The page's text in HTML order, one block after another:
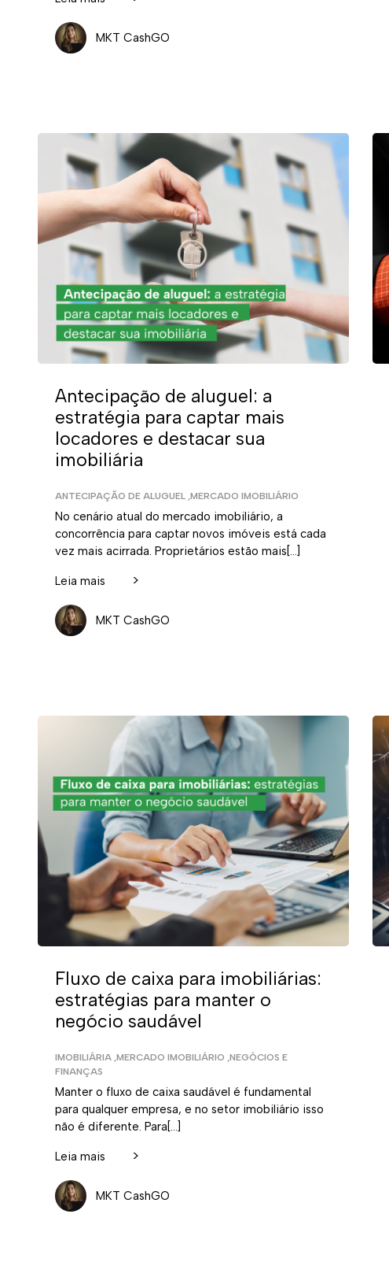
MKT CashGO
Antecipação de aluguel: a
estratégia para captar mais
locadores e destacar sua
imobiliária
ANTECIPAÇÃO DE ALUGUEL ,MERCADO IMOBILIÁRIO
No cenário atual do mercado imobiliário, a
concorrência para captar novos imóveis está cada
vez mais acirrada. Proprietários estão mais[…]
Leia mais >
MKT CashGO
Fluxo de caixa para imobiliárias:
estratégias para manter o
negócio saudável
IMOBILIÁRIA ,MERCADO IMOBILIÁRIO ,NEGÓCIOS E
FINANÇAS
Manter o fluxo de caixa saudável é fundamental
para qualquer empresa, e no setor imobiliário isso
não é diferente. Para[…]
Leia mais >
MKT CashGO